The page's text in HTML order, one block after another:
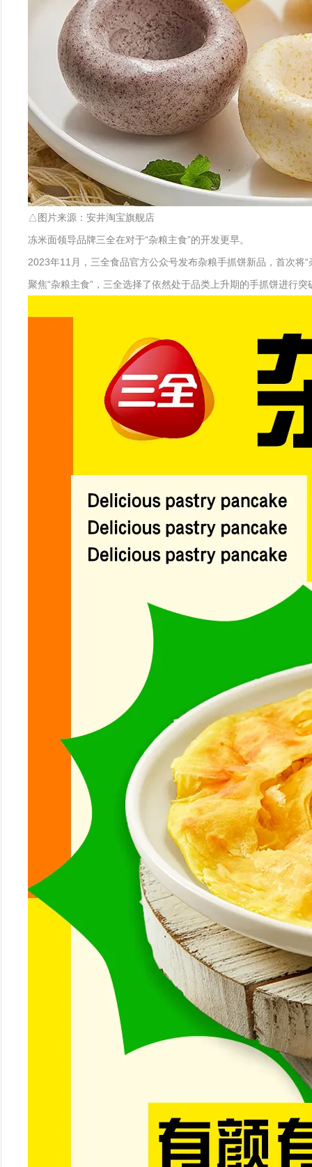
△图片来源：安井淘宝旗舰店
冻米面领导品牌三全在对于“杂粮主食”的开发更早。
2023年11月，三全食品官方公众号发布杂粮手抓饼新品，首次将“
聚焦“杂粮主食”，三全选择了依然处于品类上升期的手抓饼进行